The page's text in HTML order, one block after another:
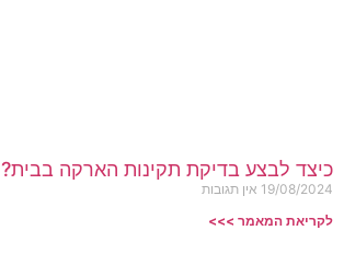
כיצד לבצע בדיקת תקינות הארקה בבית?
19/08/2024 אין תגובות
לקריאת המאמר >>>